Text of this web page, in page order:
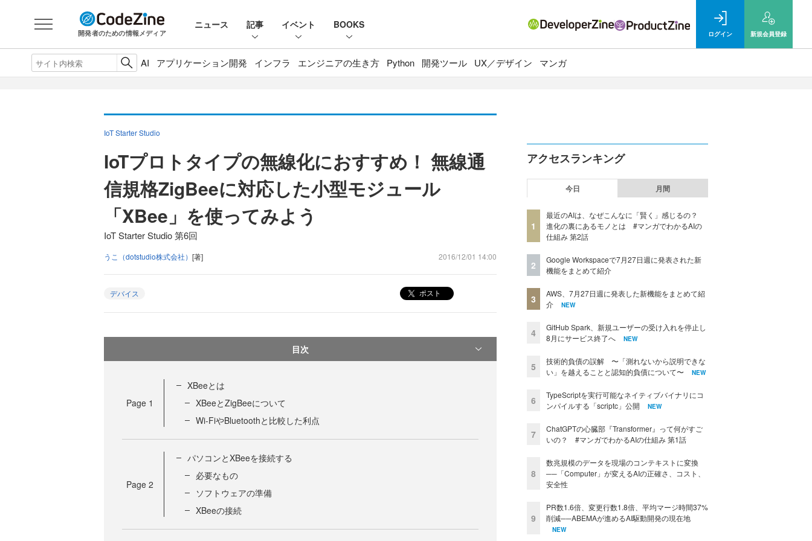
開発者のための情報メディア
ニュース 記事 イベント BOOKS
ログイン 新規会員登録
AI アプリケーション開発 インフラ エンジニアの生き方 Python 開発ツール UX／デザイン マンガ
IoT Starter Studio
IoTプロトタイプの無線化におすすめ！ 無線通
信規格ZigBeeに対応した小型モジュール
「XBee」を使ってみよう
IoT Starter Studio 第6回
うこ（dotstudio株式会社） [著] 2016/12/01 14:00
デバイス ポスト
目次
Page 1
XBeeとは
XBeeとZigBeeについて
Wi-FiやBluetoothと比較した利点
Page 2
パソコンとXBeeを接続する
必要なもの
ソフトウェアの準備
XBeeの接続
アクセスランキング
今日 月間
1
最近のAIは、なぜこんなに「賢く」感じるの？
進化の裏にあるモノとは #マンガでわかるAIの
仕組み 第2話
2
Google Workspaceで7月27日週に発表された新
機能をまとめて紹介
3
AWS、7月27日週に発表した新機能をまとめて紹
介
NEW
4
GitHub Spark、新規ユーザーの受け入れを停止し
8月にサービス終了へ
NEW
5
技術的負債の誤解 〜「測れないから説明できな
い」を越えることと認知的負債について〜
NEW
6
TypeScriptを実行可能なネイティブバイナリにコ
ンパイルする「scriptc」公開
NEW
7
ChatGPTの心臓部『Transformer』って何がすご
いの？ #マンガでわかるAIの仕組み 第1話
8
数兆規模のデータを現場のコンテキストに変換
──「Computer」が変えるAIの正確さ、コスト、
安全性
9
PR数1.6倍、変更行数1.8倍、平均マージ時間37%
削減──ABEMAが進めるAI駆動開発の現在地
NEW